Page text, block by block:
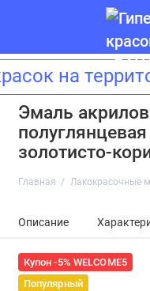
на
Эмаль
золотисто-
Главная Лакокрасочные
Описание
Купон -5% WELCOME5
Популярный